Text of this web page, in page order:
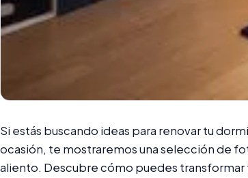
Si estás buscando ideas para renovar tu
ocasión, te mostraremos una selección de
aliento. Descubre cómo puedes